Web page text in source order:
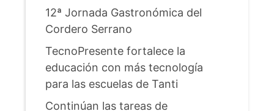
12ª Jornada Gastronómica del
Cordero Serrano
TecnoPresente fortalece la
educación con más tecnología
para las escuelas de Tanti
Continúan las tareas de